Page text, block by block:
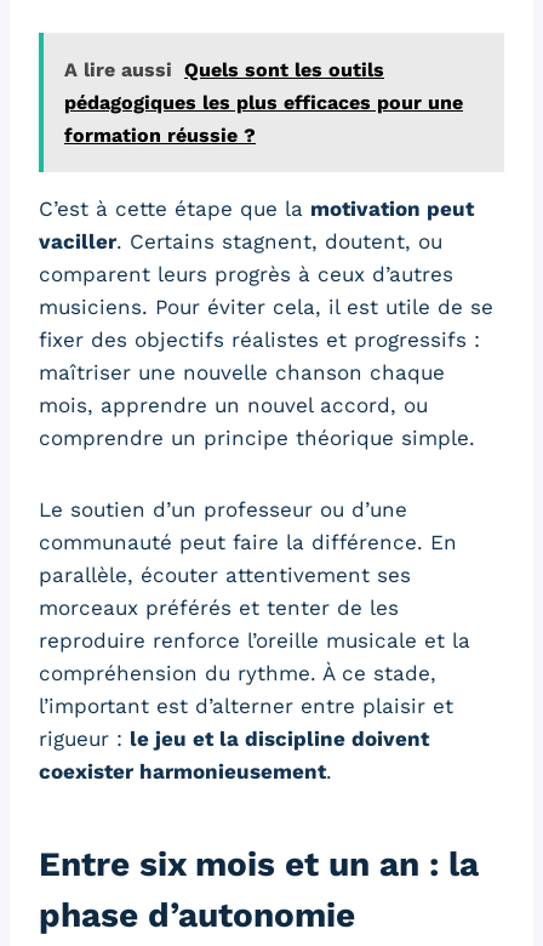
A lire aussi Quels sont les outils
pédagogiques les plus efficaces pour une
formation réussie ?
C’est à cette étape que la motivation peut
vaciller. Certains stagnent, doutent, ou
comparent leurs progrès à ceux d’autres
musiciens. Pour éviter cela, il est utile de se
fixer des objectifs réalistes et progressifs :
maîtriser une nouvelle chanson chaque
mois, apprendre un nouvel accord, ou
comprendre un principe théorique simple.
Le soutien d’un professeur ou d’une
communauté peut faire la différence. En
parallèle, écouter attentivement ses
morceaux préférés et tenter de les
reproduire renforce l’oreille musicale et la
compréhension du rythme. À ce stade,
l’important est d’alterner entre plaisir et
rigueur : le jeu et la discipline doivent
coexister harmonieusement.
Entre six mois et un an : la
phase d’autonomie